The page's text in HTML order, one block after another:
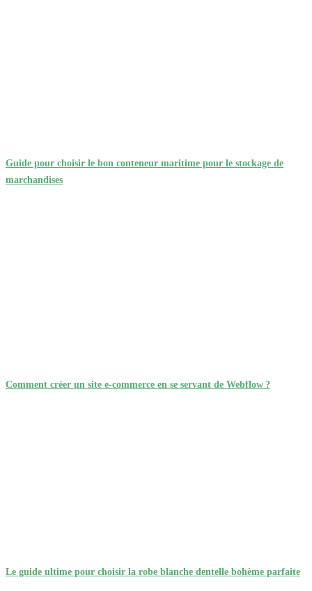
Guide pour choisir le bon conteneur maritime pour le stockage de
marchandises
Comment créer un site e-commerce en se servant de Webflow ?
Le guide ultime pour choisir la robe blanche dentelle bohème parfaite